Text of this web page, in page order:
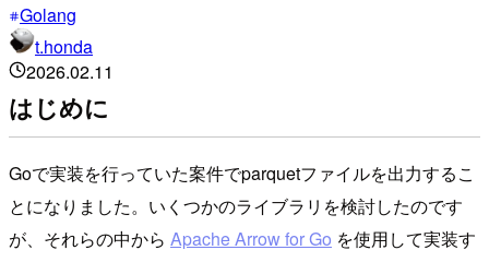
Golang
t.honda
2026.02.11
はじめに
Goで実装を行っていた案件でparquetファイルを出力するこ
とになりました。いくつかのライブラリを検討したのです
が、それらの中から Apache Arrow for Go を使用して実装す